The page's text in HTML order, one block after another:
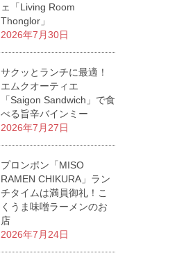
ェ「Living Room
Thonglor」
2026年7月30日
サクッとランチに最適！
エムクオーティエ
「Saigon Sandwich」で食
べる旨辛バインミー
2026年7月27日
プロンポン「MISO
RAMEN CHIKURA」ラン
チタイムは満員御礼！こ
くうま味噌ラーメンのお
店
2026年7月24日